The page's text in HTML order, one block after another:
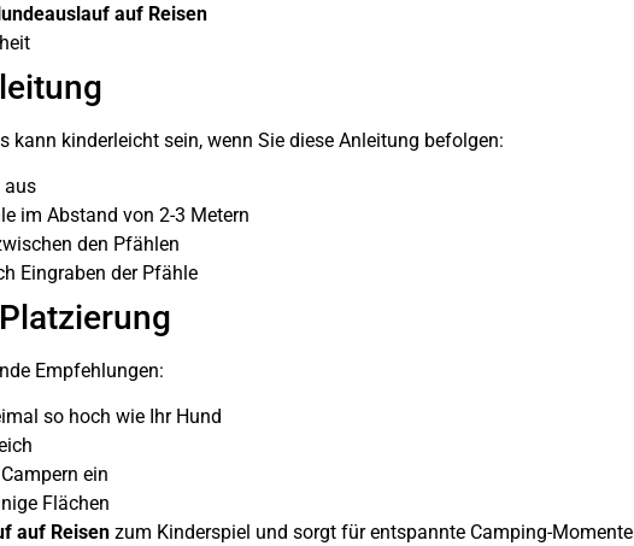
auf Reisen
kann kinderleicht sein, wenn Sie diese Anleitung befolgen:
aus
im Abstand von 2-3 Metern
den Pfählen
Eingraben der Pfähle
Empfehlungen:
so hoch wie Ihr Hund
ein
Flächen
auf Reisen zum Kinderspiel und sorgt für entspannte Camping-